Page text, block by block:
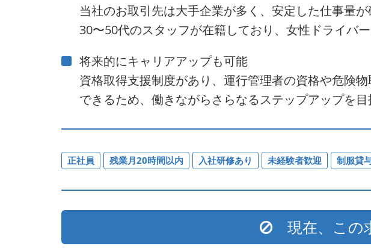
当社のお取引先は大手企業が多く、安定した仕事量
30〜50代のスタッフが在籍しており、女性ドライバ
将来的にキャリアアップも可能
資格取得支援制度があり、運行管理者の資格や危険
できるため、働きながらさらなるステップアップを目
正社員 残業月20時間以内 入社研修あり 未経験者歓迎 制服貸
現在、この